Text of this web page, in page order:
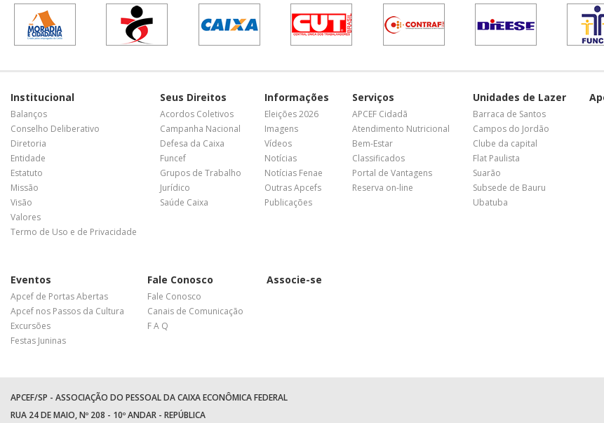
Institucional
Balanços
Conselho Deliberativo
Diretoria
Entidade
Estatuto
Missão
Visão
Valores
Termo de Uso e de Privacidade
Seus Direitos
Acordos Coletivos
Campanha Nacional
Defesa da Caixa
Funcef
Grupos de Trabalho
Jurídico
Saúde Caixa
Informações
Eleições 2026
Imagens
Vídeos
Notícias
Notícias Fenae
Outras Apcefs
Publicações
Serviços
APCEF Cidadã
Atendimento Nutricional
Bem-Estar
Classificados
Portal de Vantagens
Reserva on-line
Unidades de Lazer
Barraca de Santos
Campos do Jordão
Clube da capital
Flat Paulista
Suarão
Subsede de Bauru
Ubatuba
Eventos
Apcef de Portas Abertas
Apcef nos Passos da Cultura
Excursões
Festas Juninas
Fale Conosco
Fale Conosco
Canais de Comunicação
F A Q
Associe-se
APCEF/SP - ASSOCIAÇÃO DO PESSOAL DA CAIXA ECONÔMICA FEDERAL
RUA 24 DE MAIO, Nº 208 - 10º ANDAR - REPÚBLICA